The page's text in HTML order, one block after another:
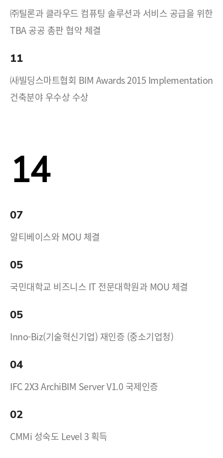
㈜틸론과 클라우드 컴퓨팅 솔루션과 서비스 공급을 위한
TBA 공공 총판 협약 체결
11
㈔빌딩스마트협회 BIM Awards 2015 Implementation
건축분야 우수상 수상
14
07
알티베이스와 MOU 체결
05
국민대학교 비즈니스 IT 전문대학원과 MOU 체결
05
Inno-Biz(기술혁신기업) 재인증 (중소기업청)
04
IFC 2X3 ArchiBIM Server V1.0 국제인증
02
CMMi 성숙도 Level 3 획득